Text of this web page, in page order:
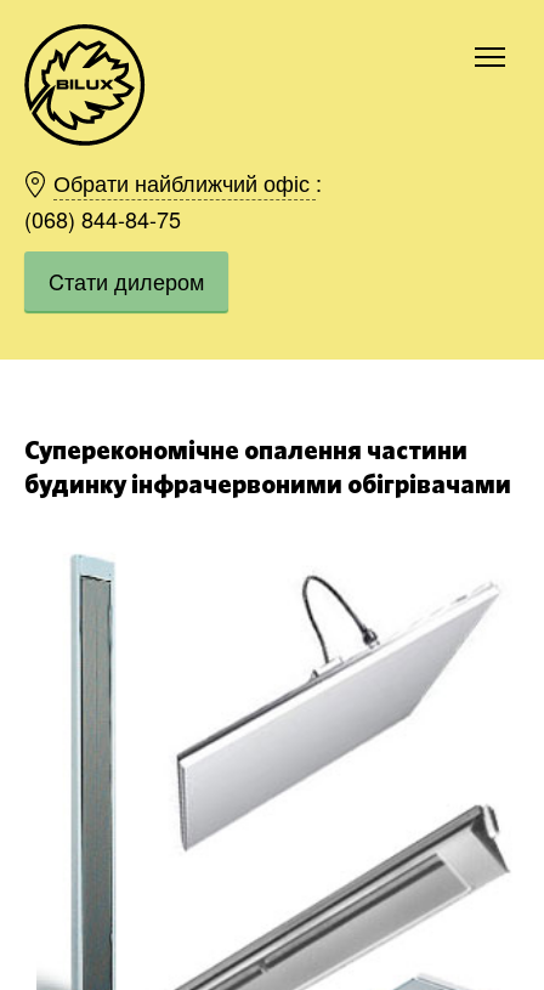
Обрати найближчий офіс :
(068) 844-84-75
Cтати дилером
Суперекономічне опалення частини
будинку інфрачервоними обігрівачами
Київ
Харків
Одесса
Дніпро
Івано-Франківськ
Область
Замовити